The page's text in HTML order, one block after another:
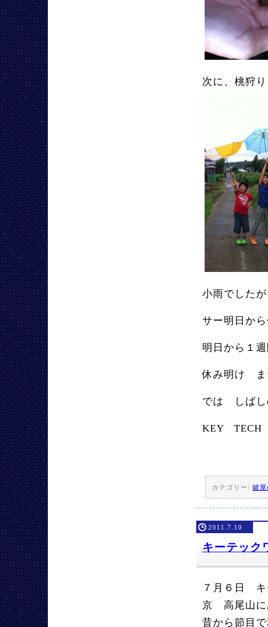
次に、桃狩
小雨でした
サー明日か
明日から１
休み明け ま
では しばし
KEY TECH
カテゴリー: 鍵屋
2011.7.10
キーテッ
７月６日 キ
京 高尾山に
昔から節目